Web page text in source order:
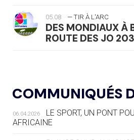
05.08 — TIR À L'ARC
DES MONDIAUX À
ROUTE DES JO
LE VILLAGE
SE DESSINE
04.08 — FOCUS DU JOUR
LE COJOP A
COMMUNIQUÉS
06.04.2026
LE SPORT, UN PONT
AFRICAINE